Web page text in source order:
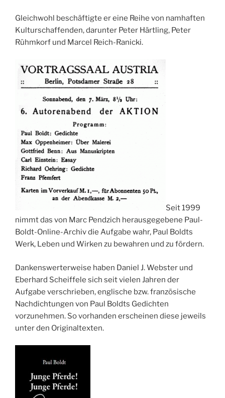
Gleichwohl beschäftigte er eine Reihe von namhaften
Kulturschaffenden, darunter Peter Härtling, Peter
Rühmkorf und Marcel Reich-Ranicki.
Seit 1999
nimmt das von Marc Pendzich herausgegebene Paul-
Boldt-Online-Archiv die Aufgabe wahr, Paul Boldts
Werk, Leben und Wirken zu bewahren und zu fördern.
Dankenswerterweise haben Daniel J. Webster und
Eberhard Scheiffele sich seit vielen Jahren der
Aufgabe verschrieben, englische bzw. französische
Nachdichtungen von Paul Boldts Gedichten
vorzunehmen. So vorhanden erscheinen diese jeweils
unter den Originaltexten.